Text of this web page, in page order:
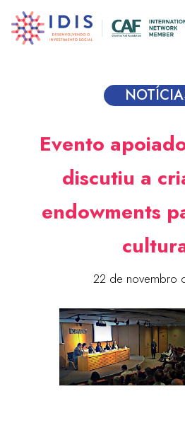
para
Evento
discutiu a
endowments
22 de novembro